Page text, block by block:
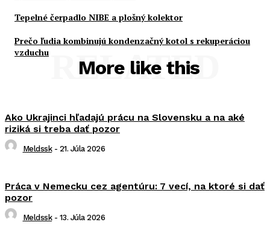
Tepelné čerpadlo NIBE a plošný kolektor
Prečo ľudia kombinujú kondenzačný kotol s rekuperáciou
vzduchu
More like this
RELATED
Ako Ukrajinci hľadajú prácu na Slovensku a na aké
riziká si treba dať pozor
Meldssk - 21. Júla 2026
Práca v Nemecku cez agentúru: 7 vecí, na ktoré si dať
pozor
Meldssk - 13. Júla 2026